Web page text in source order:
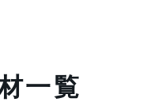
一覧